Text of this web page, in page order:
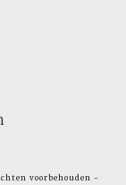
voorbehouden -